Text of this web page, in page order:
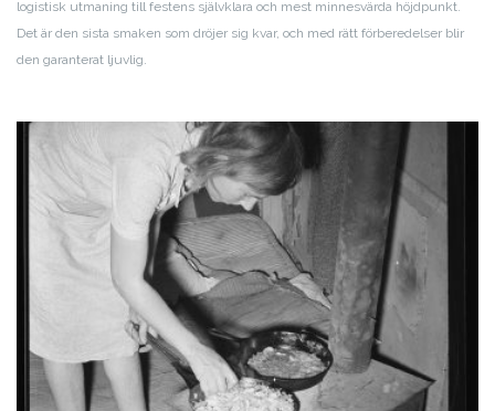
logistisk utmaning till festens självklara och mest minnesvärda höjdpunkt.
Det är den sista smaken som dröjer sig kvar, och med rätt förberedelser blir
den garanterat ljuvlig.